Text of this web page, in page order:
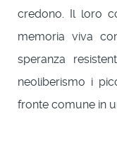
credono. Il loro
memoria viva
speranza
neoliberismo i
fronte comune in